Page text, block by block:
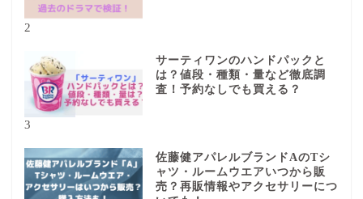
2
3
サーティワンのハンドパックと
は？値段・種類・量など徹底調
査！予約なしでも買える？
佐藤健アパレルブランドAのTシ
ャツ・ルームウエアいつから販
売？再販情報やアクセサリーにつ